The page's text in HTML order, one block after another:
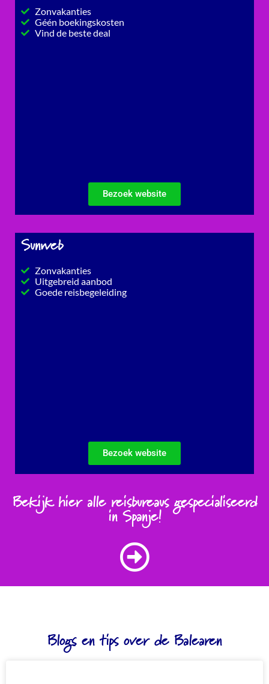
Zonvakanties
Géén boekingskosten
Vind de beste deal
Bezoek website
Sunweb
Zonvakanties
Uitgebreid aanbod
Goede reisbegeleiding
Bezoek website
Bekijk hier alle reisbureaus gespecialiseerd
in Spanje!
Blogs en tips over de Balearen